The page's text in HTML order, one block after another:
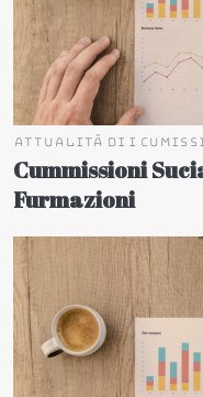
Attualità di i
Cummissioni
Furmazioni